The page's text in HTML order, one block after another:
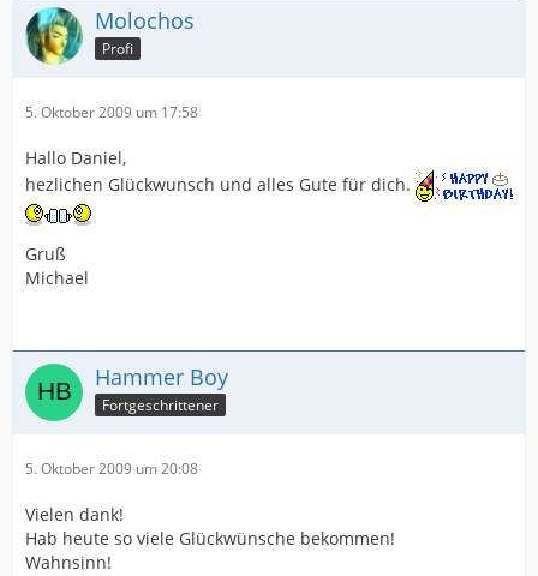
Molochos
Profi
5. Oktober 2009 um 17:58
Hallo Daniel,
hezlichen Glückwunsch und alles Gute für dich.
Gruß
Michael
Hammer Boy
Fortgeschrittener
5. Oktober 2009 um 20:08
Vielen dank!
Hab heute so viele Glückwünsche bekommen!
Wahnsinn!